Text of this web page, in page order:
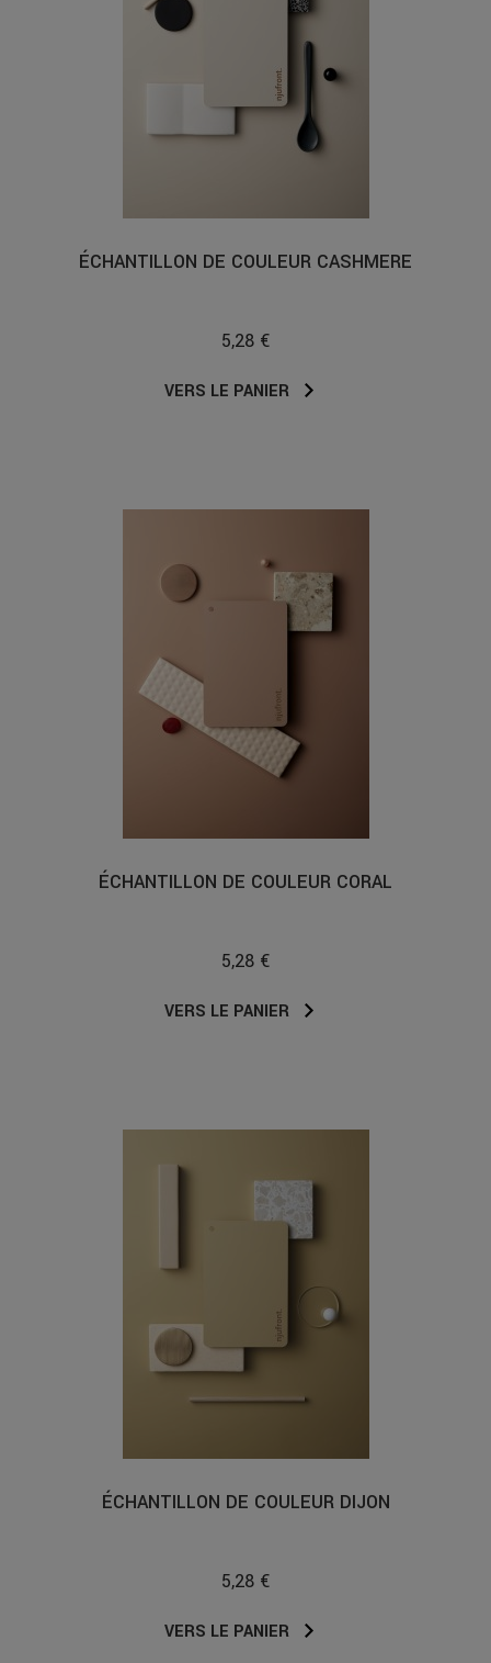
ÉCHANTILLON DE COULEUR CASHMERE
5,28 €
VERS LE PANIER
ÉCHANTILLON DE COULEUR CORAL
5,28 €
VERS LE PANIER
ÉCHANTILLON DE COULEUR DIJON
5,28 €
VERS LE PANIER